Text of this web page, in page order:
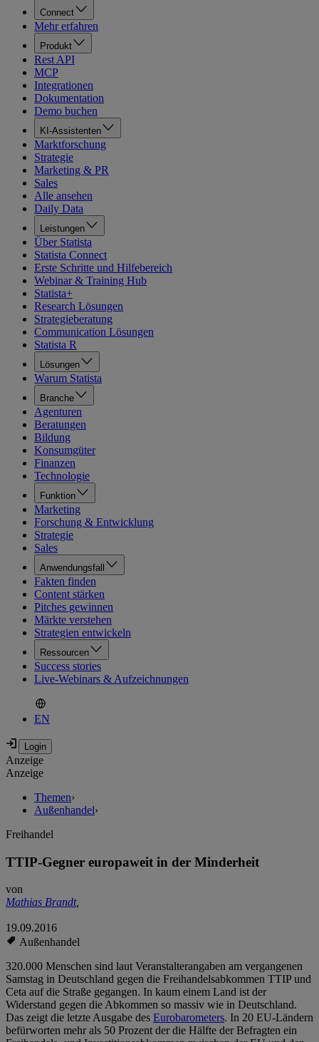
Connect
Mehr erfahren
Produkt
Rest API
MCP
Integrationen
Dokumentation
Demo buchen
KI-Assistenten
Marktforschung
Strategie
Marketing & PR
Sales
Alle ansehen
Daily Data
Leistungen
Über Statista
Statista Connect
Erste Schritte und Hilfebereich
Webinar & Training Hub
Statista+
Research Lösungen
Strategieberatung
Communication Lösungen
Statista R
Lösungen
Warum Statista
Branche
Agenturen
Beratungen
Bildung
Konsumgüter
Finanzen
Technologie
Funktion
Marketing
Forschung & Entwicklung
Strategie
Sales
Anwendungsfall
Fakten finden
Content stärken
Pitches gewinnen
Märkte verstehen
Strategien entwickeln
Ressourcen
Success stories
Live-Webinars & Aufzeichnungen
EN
Anzeige
Anzeige
Themen›
Außenhandel›
Freihandel
TTIP-Gegner europaweit in der Minderheit
von
Mathias Brandt,
19.09.2016
Außenhandel
320.000 Menschen sind laut Veranstalterangaben am vergangenen
Samstag in Deutschland gegen die Freihandelsabkommen TTIP und
Ceta auf die Straße gegangen. In kaum einem Land ist der
Widerstand gegen die Abkommen so massiv wie in Deutschland.
Das zeigt die letzte Ausgabe des Eurobarometers. In 20 EU-Ländern
befürworten mehr als 50 Prozent der die Hälfte der Befragten ein